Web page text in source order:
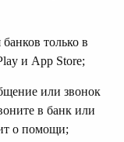
только в
и App Store;
или звонок
в банк или
о помощи;